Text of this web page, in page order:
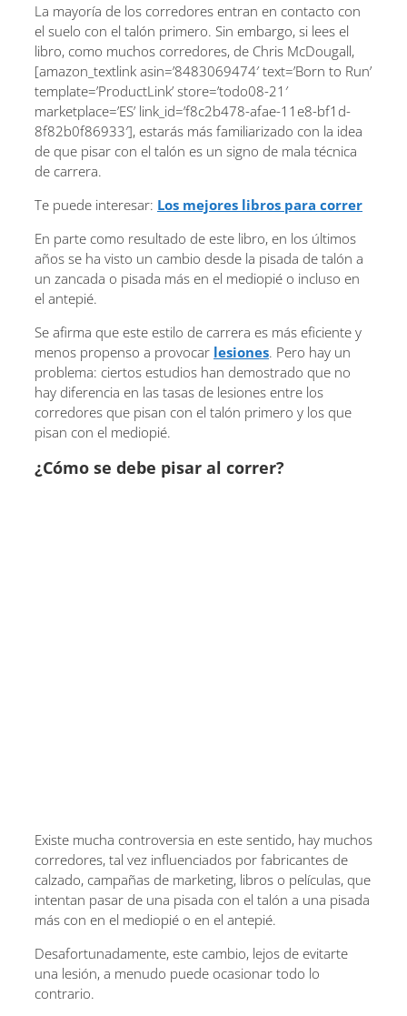
La mayoría de los corredores entran en contacto con
el suelo con el talón primero. Sin embargo, si lees el
libro, como muchos corredores, de Chris McDougall,
[amazon_textlink asin=’8483069474′ text=’Born to Run’
template=’ProductLink’ store=’todo08-21′
marketplace=’ES’ link_id=’f8c2b478-afae-11e8-bf1d-
8f82b0f86933′], estarás más familiarizado con la idea
de que pisar con el talón es un signo de mala técnica
de carrera.
Te puede interesar: Los mejores libros para correr
En parte como resultado de este libro, en los últimos
años se ha visto un cambio desde la pisada de talón a
un zancada o pisada más en el mediopié o incluso en
el antepié.
Se afirma que este estilo de carrera es más eficiente y
menos propenso a provocar lesiones. Pero hay un
problema: ciertos estudios han demostrado que no
hay diferencia en las tasas de lesiones entre los
corredores que pisan con el talón primero y los que
pisan con el mediopié.
¿Cómo se debe pisar al correr?
Existe mucha controversia en este sentido, hay muchos
corredores, tal vez influenciados por fabricantes de
calzado, campañas de marketing, libros o películas, que
intentan pasar de una pisada con el talón a una pisada
más con en el mediopié o en el antepié.
Desafortunadamente, este cambio, lejos de evitarte
una lesión, a menudo puede ocasionar todo lo
contrario.